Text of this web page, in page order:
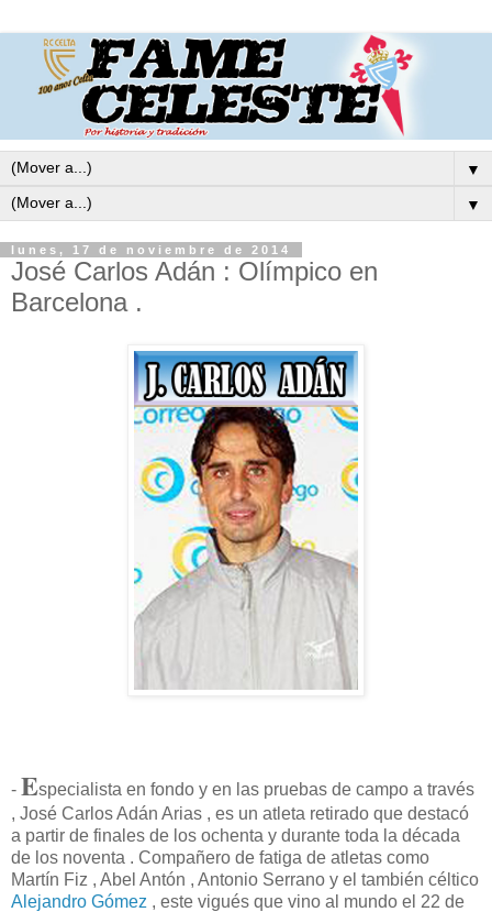
▼
▼
lunes, 17 de noviembre de 2014
José Carlos Adán : Olímpico en
Barcelona .
- Especialista en fondo y en las pruebas de campo a través
, José Carlos Adán Arias , es un atleta retirado que destacó
a partir de finales de los ochenta y durante toda la década
de los noventa . Compañero de fatiga de atletas como
Martín Fiz , Abel Antón , Antonio Serrano y el también céltico
Alejandro Gómez , este vigués que vino al mundo el 22 de